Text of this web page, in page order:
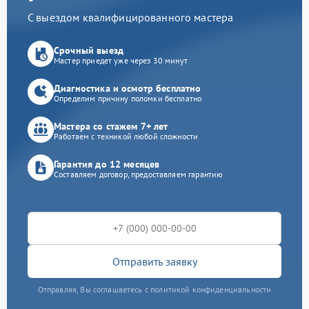
С выездом квалифицированного мастера
Срочный выезд
Мастер приедет уже через 30 минут
Диагностика и осмотр бесплатно
Определим причину поломки бесплатно
Мастера со стажем 7+ лет
Работаем с техникой любой сложности
Гарантия до 12 месяцев
Составляем договор, предоставляем гарантию
Отправить заявку
Отправляя, Вы соглашаетесь с политикой конфиденциальности